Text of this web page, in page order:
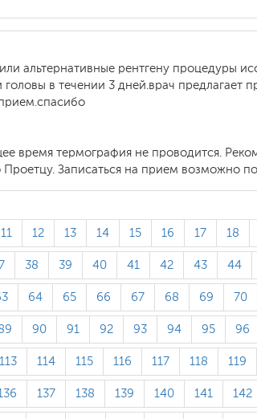
альтернативные рентгену процедуры
в течении 3 дней.врач предлагает
время термография не проводится.
Записаться на прием возможно по
11 12 13 14 15 16 17 18
38 39 40 41 42 43 44
64 65 66 67 68 69 70
90 91 92 93 94 95 96
113 114 115 116 117 118 119
137 138 139 140 141 142